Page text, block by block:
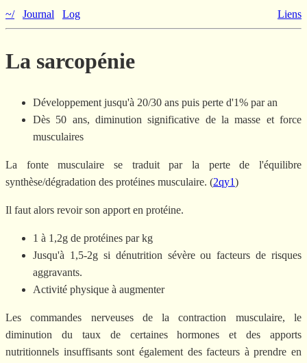
~/ Journal Log Liens
La sarcopénie
Développement jusqu'à 20/30 ans puis perte d'1% par an
Dès 50 ans, diminution significative de la masse et force
musculaires
La fonte musculaire se traduit par la perte de l'équilibre
synthèse/dégradation des protéines musculaire. (2qy1)
Il faut alors revoir son apport en protéine.
1 à 1,2g de protéines par kg
Jusqu'à 1,5-2g si dénutrition sévère ou facteurs de risques
aggravants.
Activité physique à augmenter
Les commandes nerveuses de la contraction musculaire, le
diminution du taux de certaines hormones et des apports
nutritionnels insuffisants sont également des facteurs à prendre en